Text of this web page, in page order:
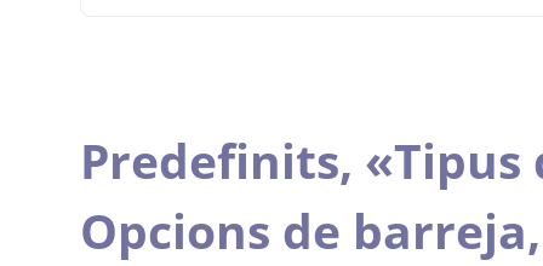
Predefinits, «Tipus
Opcions de